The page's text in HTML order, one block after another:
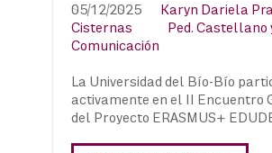
05/12/2025
Karyn Dariela
Cisternas
Ped. Castellano
Comunicación
La Universidad del Bío-Bío
activamente en el II Encuentro
del Proyecto ERASMUS+